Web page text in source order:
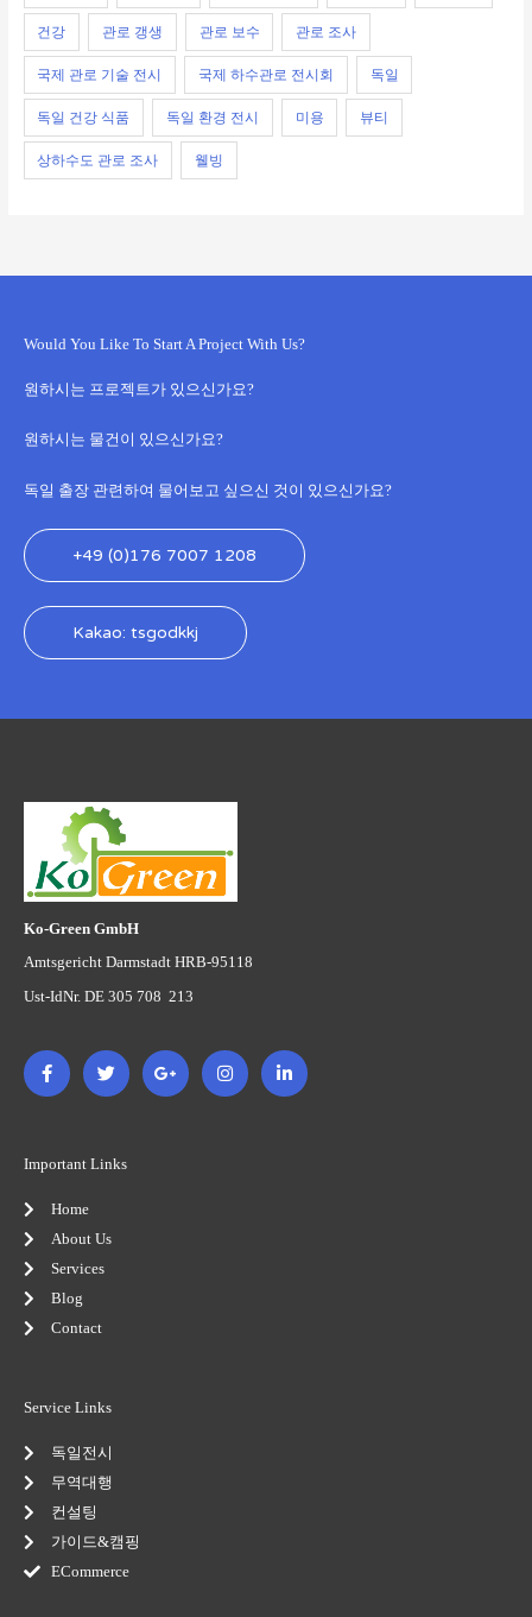
건강 관로 갱생 관로 보수 관로 조사
국제 관로 기술 전시 국제 하수관로 전시회 독일
독일 건강 식품 독일 환경 전시 미용 뷰티
상하수도 관로 조사 웰빙
Would You Like To Start A Project With Us?
원하시는 프로젝트가 있으신가요?
원하시는 물건이 있으신가요?
독일 출장 관련하여 물어보고 싶으신 것이 있으신가요?
+49 (0)176 7007 1208
Kakao: tsgodkkj
Ko-Green GmbH
Amtsgericht Darmstadt HRB-95118
Ust-IdNr. DE 305 708 213
F
a
c
o
T
w
i
r
G
o
o
I
n
s
L
i
n
Important Links
Home
About Us
Services
Blog
Contact
Service Links
독일전시
무역대행
컨설팅
가이드&캠핑
ECommerce